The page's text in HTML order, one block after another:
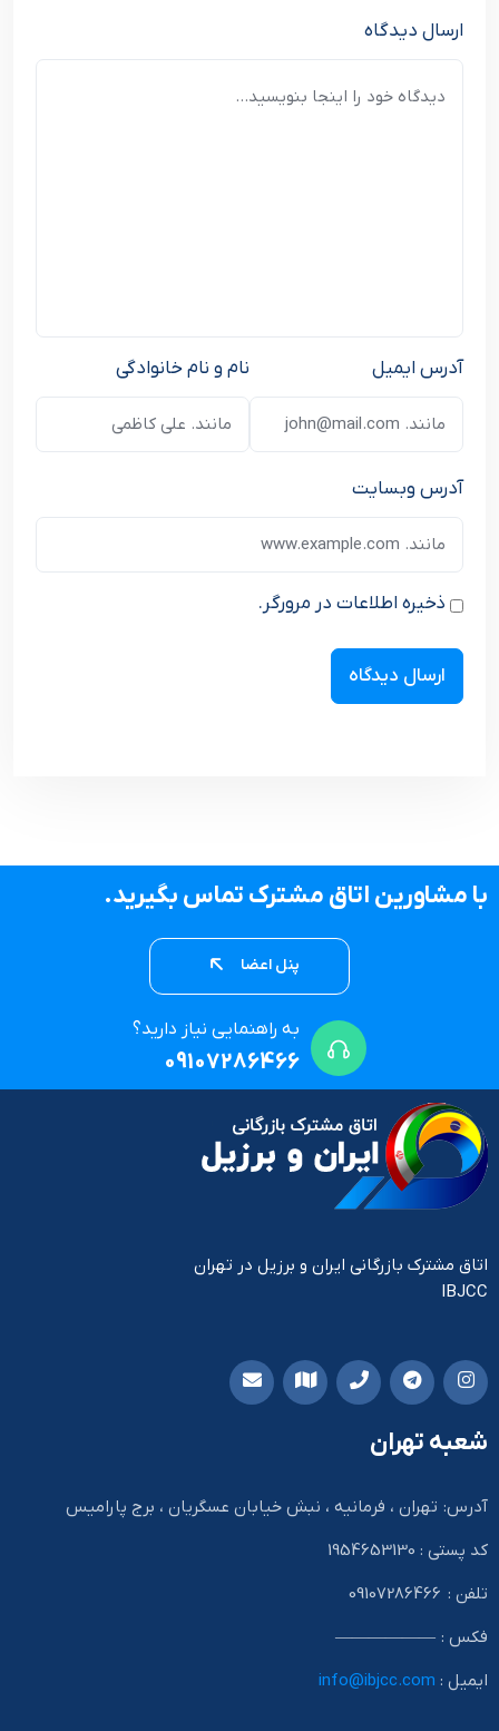
ارسال دیدگاه
نام و نام خانوادگی آدرس ایمیل
آدرس وبسایت
ذخیره اطلاعات در مرورگر.
با مشاورین اتاق مشترک تماس بگیرید.
پنل اعضا
به راهنمایی نیاز دارید؟
09107286466
اتاق مشترک بازرگانی ایران و برزیل در تهران
IBJCC
شعبه تهران
آدرس: تهران ، فرمانیه ، نبش خیابان عسگریان ، برج پارامیس
کد پستی : 1954653130
تلفن : 09107286466
فکس : ——————
ایمیل : info@ibjcc.com